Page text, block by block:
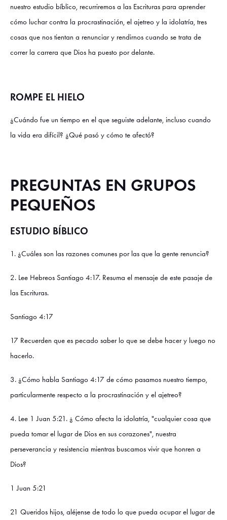
nuestro estudio bíblico, recurriremos a las Escrituras para aprender
cómo luchar contra la procrastinación, el ajetreo y la idolatría, tres
cosas que nos tientan a renunciar y rendirnos cuando se trata de
correr la carrera que Dios ha puesto por delante.
ROMPE EL HIELO
¿Cuándo fue un tiempo en el que seguiste adelante, incluso cuando
la vida era difícil? ¿Qué pasó y cómo te afectó?
PREGUNTAS EN GRUPOS
PEQUEÑOS
ESTUDIO BÍBLICO
1. ¿Cuáles son las razones comunes por las que la gente renuncia?
2. Lee Hebreos Santiago 4:17. Resuma el mensaje de este pasaje de
las Escrituras.
Santiago 4:17
17 Recuerden que es pecado saber lo que se debe hacer y luego no
hacerlo.
3. ¿Cómo habla Santiago 4:17 de cómo pasamos nuestro tiempo,
particularmente respecto a la procrastinación y el ajetreo?
4. Lee 1 Juan 5:21. ¿ Cómo afecta la idolatría, "cualquier cosa que
pueda tomar el lugar de Dios en sus corazones", nuestra
perseverancia y resistencia mientras buscamos vivir que honren a
Dios?
1 Juan 5:21
21 Queridos hijos, aléjense de todo lo que pueda ocupar el lugar de